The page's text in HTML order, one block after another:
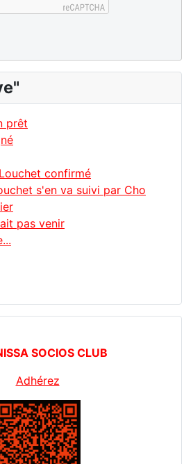
prêt
confirmé
s'en va suivi par Cho
pas venir
SOCIOS CLUB
Adhérez